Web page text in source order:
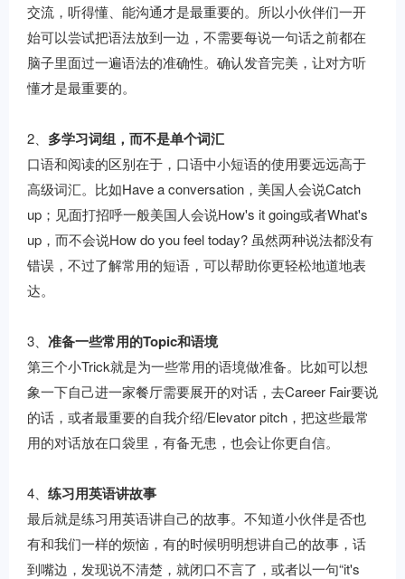
交流，听得懂、能沟通才是最重要的。所以小伙伴们一开
始可以尝试把语法放到一边，不需要每说一句话之前都在
脑子里面过一遍语法的准确性。确认发音完美，让对方听
懂才是最重要的。
2、 多学习词组，而不是单个词汇
口语和阅读的区别在于，口语中小短语的使用要远远高于
高级词汇。比如Have a conversation，美国人会说Catch
up；见面打招呼一般美国人会说How's it going或者What's
up，而不会说How do you feel today? 虽然两种说法都没有
错误，不过了解常用的短语，可以帮助你更轻松地道地表
达。
3、 准备一些常用的Topic和语境
第三个小Trick就是为一些常用的语境做准备。比如可以想
象一下自己进一家餐厅需要展开的对话，去Career Fair要说
的话，或者最重要的自我介绍/Elevator pitch，把这些最常
用的对话放在口袋里，有备无患，也会让你更自信。
4、 练习用英语讲故事
最后就是练习用英语讲自己的故事。不知道小伙伴是否也
有和我们一样的烦恼，有的时候明明想讲自己的故事，话
到嘴边，发现说不清楚，就闭口不言了，或者以一句“it's